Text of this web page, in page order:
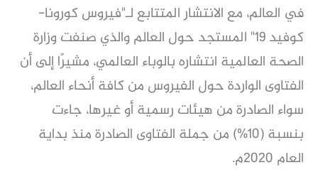
في العالم، مع الانتشار المتتابع لـ"فيروس كورونا-
كوفيد 19" المستجد حول العالم والذي صنفت وزارة
الصحة العالمية انتشاره بالوباء العالمي، مشيرًا إلى أن
الفتاوى الواردة حول الفيروس من كافة أنحاء العالم،
سواء الصادرة من هيئات رسمية أو غيرها، جاءت
بنسبة (10%) من جملة الفتاوى الصادرة منذ بداية
العام 2020م.